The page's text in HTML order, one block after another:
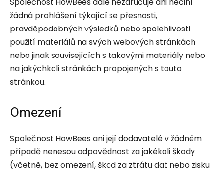
žádná prohlášení týkající se přesnosti,
pravděpodobných výsledků nebo spolehlivosti
použití materiálů na svých webových stránkách
nebo jinak souvisejících s takovými materiály nebo
na jakýchkoli stránkách propojených s touto
stránkou.
Omezení
Společnost HowBees ani její dodavatelé v žádném
případě nenesou odpovědnost za jakékoli škody
(včetně, bez omezení, škod za ztrátu dat nebo zisku